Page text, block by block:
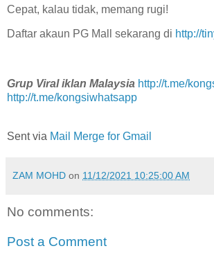
Cepat, kalau tidak, memang rugi!
Daftar akaun PG Mall sekarang di http://
Grup Viral iklan Malaysia http://t.me/
http://t.me/kongsiwhatsapp
Sent via Mail Merge for Gmail
ZAM MOHD on 11/12/2021 10:25:00 AM
No comments:
Post a Comment